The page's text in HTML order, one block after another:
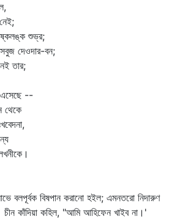
শুভ্র;
দেওদার-বন;
তার;
--
থেকে
বলপূর্বক বিষপান করানো হইল; এমনতরো নিদারুণ
কাঁদিয়া কহিল, "আমি আহিফেন খাইব না।'